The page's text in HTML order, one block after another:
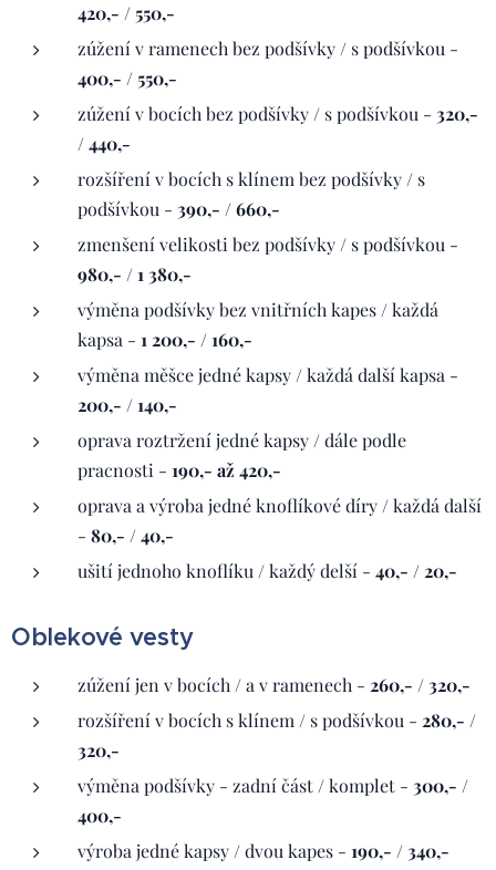
420,- / 550,-
zúžení v ramenech bez podšívky / s podšívkou -
400,- / 550,-
zúžení v bocích bez podšívky / s podšívkou - 320,-
/ 440,-
rozšíření v bocích s klínem bez podšívky / s
podšívkou - 390,- / 660,-
zmenšení velikosti bez podšívky / s podšívkou -
980,- / 1 380,-
výměna podšívky bez vnitřních kapes / každá
kapsa - 1 200,- / 160,-
výměna měšce jedné kapsy / každá další kapsa -
200,- / 140,-
oprava roztržení jedné kapsy / dále podle
pracnosti - 190,- až 420,-
oprava a výroba jedné knoflíkové díry / každá další
- 80,- / 40,-
ušití jednoho knoflíku / každý delší - 40,- / 20,-
Oblekové vesty
zúžení jen v bocích / a v ramenech - 260,- / 320,-
rozšíření v bocích s klínem / s podšívkou - 280,- /
320,-
výměna podšívky - zadní část / komplet - 300,- /
400,-
výroba jedné kapsy / dvou kapes - 190,- / 340,-